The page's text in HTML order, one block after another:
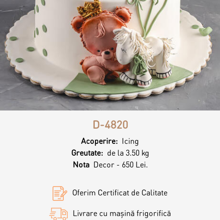
Personalized Desserts
Cake (Slice)
Dessert
Macaron
Cookies
Placinta
D-4820
Acoperire: Icing
Greutate: de la 3.50 kg
Nota Decor - 650 Lei.
Oferim Certificat de Calitate
Livrare cu mașină frigorifică